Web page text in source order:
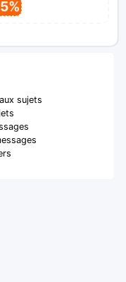
sujets